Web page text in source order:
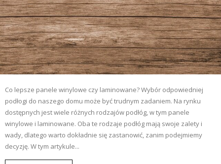
Co lepsze panele winylowe czy laminowane? Wybór odpowiedniej
podłogi do naszego domu może być trudnym zadaniem. Na rynku
dostępnych jest wiele różnych rodzajów podłóg, w tym panele
winylowe i laminowane. Oba te rodzaje podłóg mają swoje zalety i
wady, dlatego warto dokładnie się zastanowić, zanim podejmiemy
decyzję. W tym artykule...